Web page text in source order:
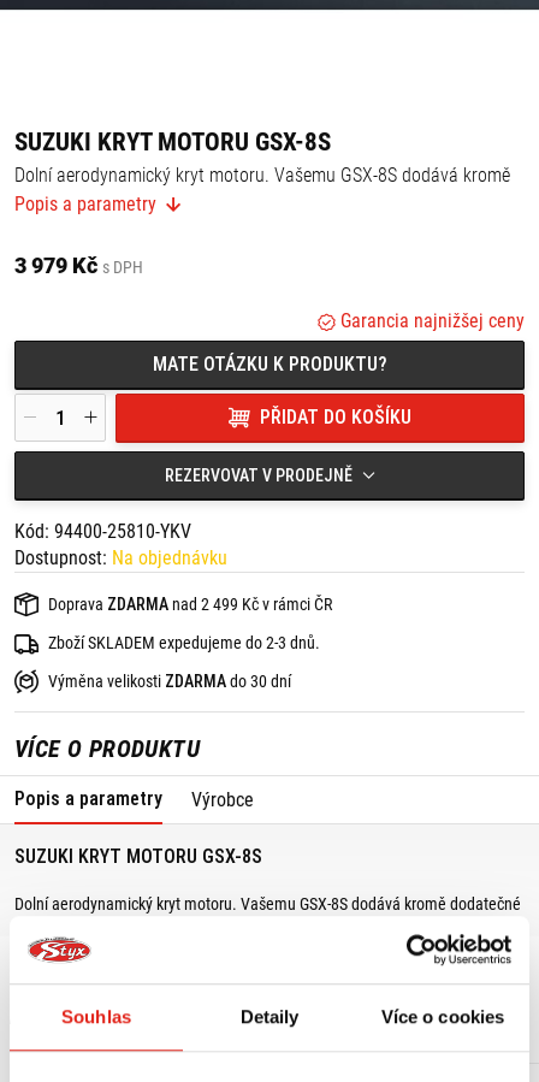
Souhlas Detaily Více o cookies
SUZUKI KRYT MOTORU GSX-8S
Dolní aerodynamický kryt motoru. Vašemu GSX-8S dodává kromě
dodatečné ochrany také unikátní vzhled.
Popis a parametry
3 979 Kč s DPH
Garancia najnižšej ceny
MATE OTÁZKU K PRODUKTU?
PŘIDAT DO KOŠÍKU
REZERVOVAT V PRODEJNĚ
Kód: 94400-25810-YKV
Dostupnost: Na objednávku
Doprava ZDARMA nad 2 499 Kč v rámci ČR
Zboží SKLADEM expedujeme do 2-3 dnů.
Výměna velikosti ZDARMAdo 30 dní
VÍCE O PRODUKTU
Popis a parametry Výrobce
SUZUKI KRYT MOTORU GSX-8S
Dolní aerodynamický kryt motoru. Vašemu GSX-8S dodává kromě dodatečné
MOHLO BY SE VÁM LÍBIT